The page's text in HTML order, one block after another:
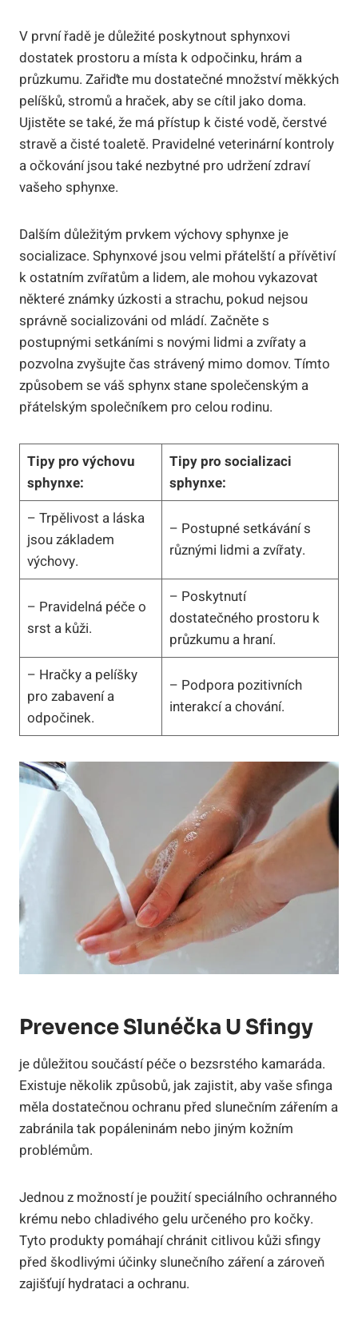
V první řadě je důležité poskytnout sphynxovi
dostatek prostoru a místa k odpočinku, hrám a
průzkumu. Zařiďte mu dostatečné množství měkkých
pelíšků, stromů a hraček, aby se cítil jako doma.
Ujistěte se také, že má přístup k čisté vodě, čerstvé
stravě a čisté toaletě. Pravidelné veterinární kontroly
a očkování jsou také nezbytné pro udržení zdraví
vašeho sphynxe.
Dalším důležitým prvkem výchovy sphynxe je
socializace. Sphynxové jsou velmi přátelští a přívětiví
k ostatním zvířatům a lidem, ale mohou vykazovat
některé známky úzkosti a strachu, pokud nejsou
správně socializováni od mládí. Začněte s
postupnými setkáními s novými lidmi a zvířaty a
pozvolna zvyšujte čas strávený mimo domov. Tímto
způsobem se váš sphynx stane společenským a
přátelským společníkem pro celou rodinu.
Tipy pro výchovu
sphynxe:
Tipy pro socializaci
sphynxe:
– Trpělivost a láska
jsou základem
výchovy.
– Postupné setkávání s
různými lidmi a zvířaty.
– Pravidelná péče o
srst a kůži.
– Poskytnutí
dostatečného prostoru k
průzkumu a hraní.
– Hračky a pelíšky
pro zabavení a
odpočinek.
– Podpora pozitivních
interakcí a chování.
Prevence Slunéčka U Sfingy
je důležitou součástí péče o bezsrstého kamaráda.
Existuje několik způsobů, jak zajistit, aby vaše sfinga
měla dostatečnou ochranu před slunečním zářením a
zabránila tak popáleninám nebo jiným kožním
problémům.
Jednou z možností je použití speciálního ochranného
krému nebo chladivého gelu určeného pro kočky.
Tyto produkty pomáhají chránit citlivou kůži sfingy
před škodlivými účinky slunečního záření a zároveň
zajišťují hydrataci a ochranu.